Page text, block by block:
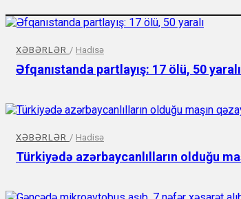
XƏBƏRLƏR / Hadisə
Əfqanıstanda partlayış: 17 ölü, 50 yaralı
XƏBƏRLƏR / Hadisə
Türkiyədə azərbaycanlılların olduğu